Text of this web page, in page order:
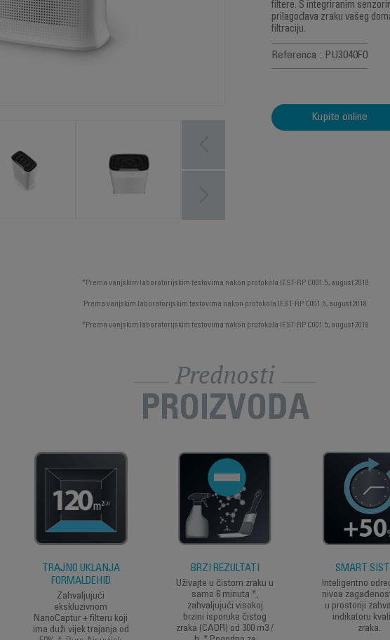
filtere. S integriranim
prilagođava zraku vašeg
filtraciju.
Referenca : PU3040F0
Kupite online
*Prema vanjskim laboratorijskim testovima nakon protokola IEST-RP C001.5, august 2018
Prema vanjskim laboratorijskim testovima nakon protokola IEST-RP C001.5, august 2018
*Prema vanjskim laboratorijskim testovima nakon protokola IEST-RP C001.5, august 2018
Prednosti
PROIZVODA
TRAJNO UKLANJA
FORMALDEHID
Zahvaljujući
ekskluzivnom
NanoCaptur + filteru koji
ima duži vijek trajanja od
BRZI REZULTATI
Uživajte u čistom zraku u
samo 6 minuta *,
zahvaljujući visokoj
brzini isporuke čistog
zraka (CADR) od 300 m3 /
SMART
Inteligentno
nivoa
u prostoriji
indikatoru
zraka.